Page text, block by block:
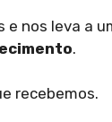
nos leva a
.
recebemos.